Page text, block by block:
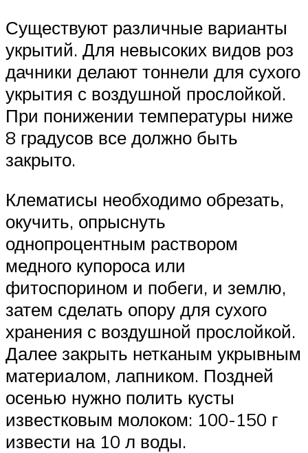
Существуют различные варианты
укрытий. Для невысоких видов роз
дачники делают тоннели для сухого
укрытия с воздушной прослойкой.
При понижении температуры ниже
8 градусов все должно быть
закрыто.
Клематисы необходимо обрезать,
окучить, опрыснуть
однопроцентным раствором
медного купороса или
фитоспорином и побеги, и землю,
затем сделать опору для сухого
хранения с воздушной прослойкой.
Далее закрыть нетканым укрывным
материалом, лапником. Поздней
осенью нужно полить кусты
известковым молоком: 100-150 г
извести на 10 л воды.